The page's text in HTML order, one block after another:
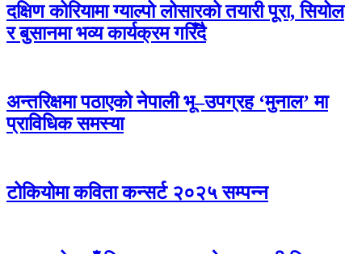
दक्षिण कोरियामा ग्याल्पो लोसारको तयारी पूरा, सियोल
र बुसानमा भव्य कार्यक्रम गरिँदै
अन्तरिक्षमा पठाएको नेपाली भू–उपग्रह ‘मुनाल’ मा
प्राविधिक समस्या
टोकियोमा कविता कन्सर्ट २०२५ सम्पन्न